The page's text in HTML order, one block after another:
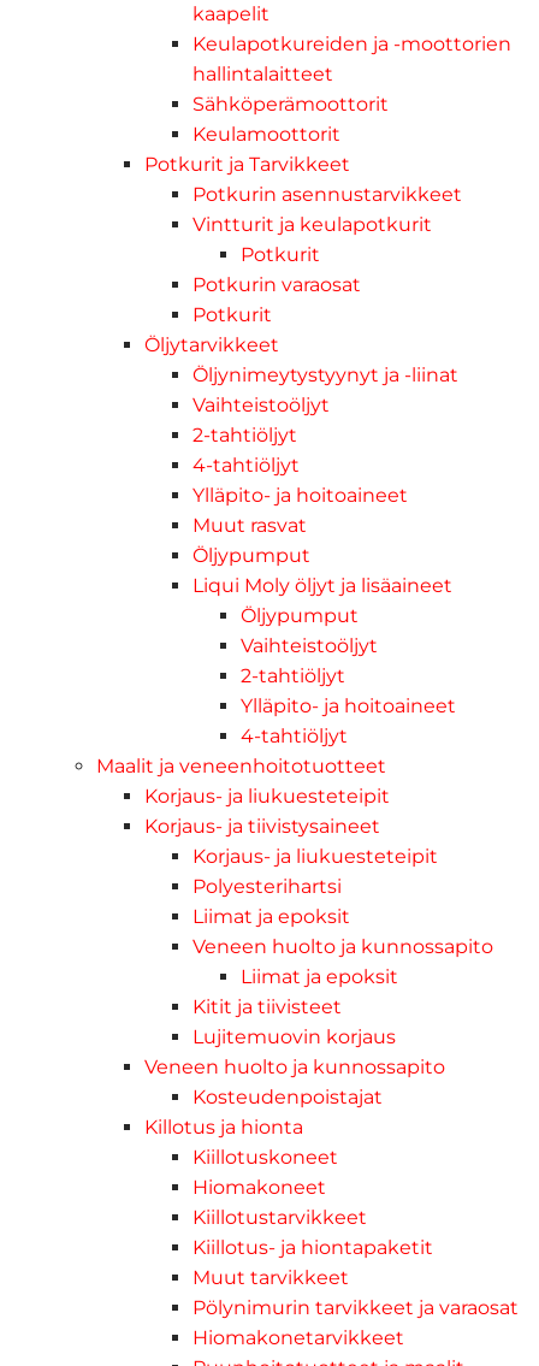
kaapelit
Keulapotkureiden ja -moottorien
hallintalaitteet
Sähköperämoottorit
Keulamoottorit
Potkurit ja Tarvikkeet
Potkurin asennustarvikkeet
Vintturit ja keulapotkurit
Potkurit
Potkurin varaosat
Potkurit
Öljytarvikkeet
Öljynimeytystyynyt ja -liinat
Vaihteistoöljyt
2-tahtiöljyt
4-tahtiöljyt
Ylläpito- ja hoitoaineet
Muut rasvat
Öljypumput
Liqui Moly öljyt ja lisäaineet
Öljypumput
Vaihteistoöljyt
2-tahtiöljyt
Ylläpito- ja hoitoaineet
4-tahtiöljyt
Maalit ja veneenhoitotuotteet
Korjaus- ja liukuesteteipit
Korjaus- ja tiivistysaineet
Korjaus- ja liukuesteteipit
Polyesterihartsi
Liimat ja epoksit
Veneen huolto ja kunnossapito
Liimat ja epoksit
Kitit ja tiivisteet
Lujitemuovin korjaus
Veneen huolto ja kunnossapito
Kosteudenpoistajat
Killotus ja hionta
Kiillotuskoneet
Hiomakoneet
Kiillotustarvikkeet
Kiillotus- ja hiontapaketit
Muut tarvikkeet
Pölynimurin tarvikkeet ja varaosat
Hiomakonetarvikkeet